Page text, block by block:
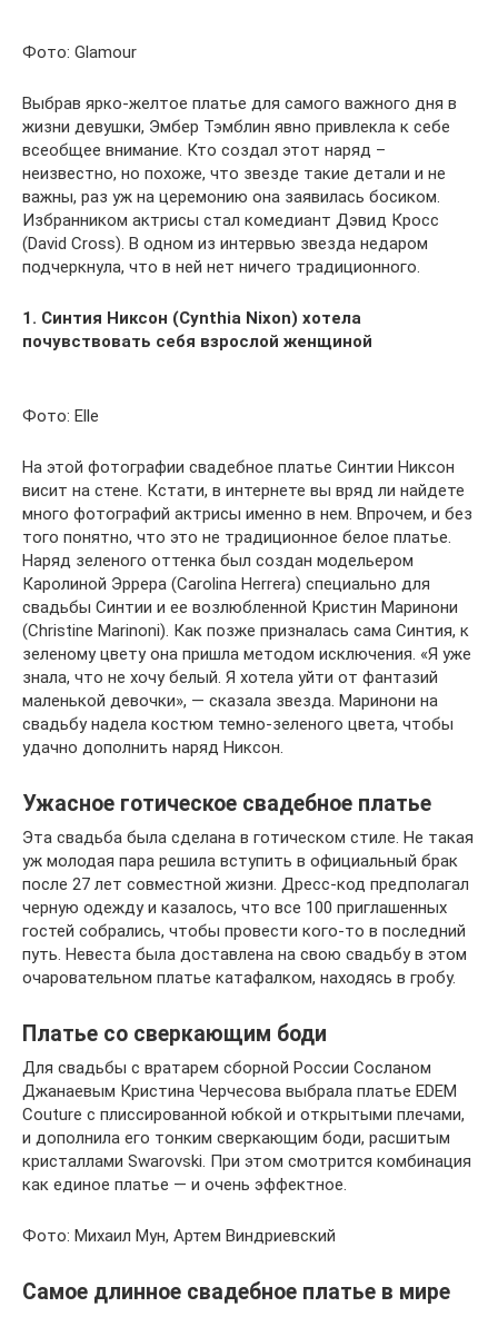
Фото: Glamour
Выбрав ярко-желтое платье для самого важного дня в
жизни девушки, Эмбер Тэмблин явно привлекла к себе
всеобщее внимание. Кто создал этот наряд –
неизвестно, но похоже, что звезде такие детали и не
важны, раз уж на церемонию она заявилась босиком.
Избранником актрисы стал комедиант Дэвид Кросс
(David Cross). В одном из интервью звезда недаром
подчеркнула, что в ней нет ничего традиционного.
1. Синтия Никсон (Cynthia Nixon) хотела
почувствовать себя взрослой женщиной
Фото: Elle
На этой фотографии свадебное платье Синтии Никсон
висит на стене. Кстати, в интернете вы вряд ли найдете
много фотографий актрисы именно в нем. Впрочем, и без
того понятно, что это не традиционное белое платье.
Наряд зеленого оттенка был создан модельером
Каролиной Эррера (Carolina Herrera) специально для
свадьбы Синтии и ее возлюбленной Кристин Маринони
(Christine Marinoni). Как позже призналась сама Синтия, к
зеленому цвету она пришла методом исключения. «Я уже
знала, что не хочу белый. Я хотела уйти от фантазий
маленькой девочки», — сказала звезда. Маринони на
свадьбу надела костюм темно-зеленого цвета, чтобы
удачно дополнить наряд Никсон.
Ужасное готическое свадебное платье
Эта свадьба была сделана в готическом стиле. Не такая
уж молодая пара решила вступить в официальный брак
после 27 лет совместной жизни. Дресс-код предполагал
черную одежду и казалось, что все 100 приглашенных
гостей собрались, чтобы провести кого-то в последний
путь. Невеста была доставлена на свою свадьбу в этом
очаровательном платье катафалком, находясь в гробу.
Платье со сверкающим боди
Для свадьбы с вратарем сборной России Сосланом
Джанаевым Кристина Черчесова выбрала платье EDEM
Couture с плиссированной юбкой и открытыми плечами,
и дополнила его тонким сверкающим боди, расшитым
кристаллами Swarovski. При этом смотрится комбинация
как единое платье — и очень эффектное.
Фото: Михаил Мун, Артем Виндриевский
Самое длинное свадебное платье в мире